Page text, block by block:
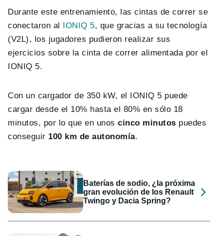
Durante este entrenamiento, las cintas de correr se
conectaron al IONIQ 5, que gracias a su tecnología
(V2L), los jugadores pudieron realizar sus
ejercicios sobre la cinta de correr alimentada por el
IONIQ 5.
Con un cargador de 350 kW, el IONIQ 5 puede
cargar desde el 10% hasta el 80% en sólo 18
minutos, por lo que en unoscinco minutos puedes
conseguir 100 km de autonomía.
Baterías de sodio, ¿la próxima
gran evolución de los Renault
Twingo y Dacia Spring?